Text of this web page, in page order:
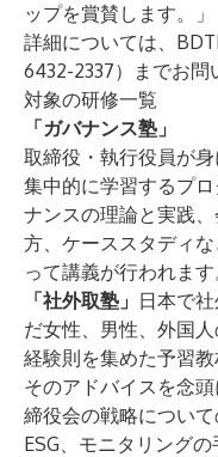
ップを賞賛します。」
詳細については、
6432-2337）までお問
対象の研修一覧
「ガバナンス塾」
取締役・執行役員が
集中的に学習するプ
ナンスの理論と実践
方、ケーススタディ
って講義が行われます
「社外取塾」 日本で
だ女性、男性、外国
経験則を集めた予習
そのアドバイスを念
締役会の戦略について
ESG、モニタリング